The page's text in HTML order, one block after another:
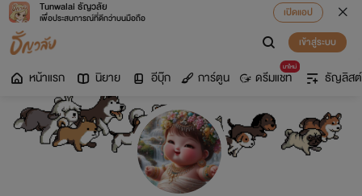
Tunwalai ธัญวลัย
เพื่อประสบการณ์ที่ดีกว่าบนมือถือ
เปิดแอป
เข้าสู่ระบบ
หน้าแรก นิยาย อีบุ๊ก การ์ตูน
มาใหม่
ดรีมแชท ธัญลิสต์